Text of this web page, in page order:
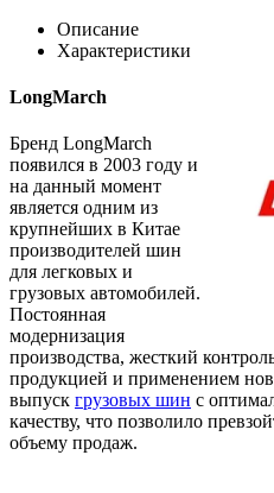
Описание
Характеристики
LongMarch
Бренд LongMarch
появился в 2003 году и
на данный момент
является одним из
крупнейших в Китае
производителей шин
для легковых и
грузовых автомобилей.
Постоянная
модернизация
производства, жесткий
продукцией и применением
выпуск грузовых шин с
качеству, что позволило
объему продаж.